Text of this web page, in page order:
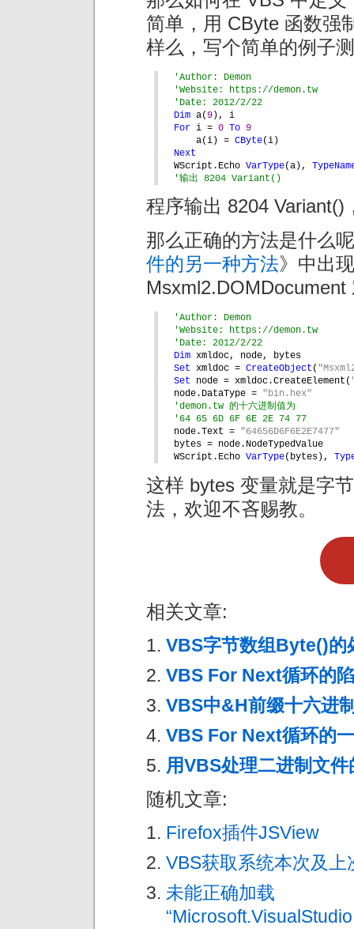
简单，用 CByte 函数强
样么，写个简单的例子
'Author: Demon
'Website: https://demon.tw
'Date: 2012/2/22
Dim a(9), i
For i = 0 To 9
a(i) = CByte(i)
Next
WScript.Echo VarType(a),
'输出 8204 Variant()
程序输出 8204
那么正确的方法是什么
件的另一种方法》中出
Msxml2.DOMDocument
'Author: Demon
'Website: https://demon.tw
'Date: 2012/2/22
Dim xmldoc, node, bytes
Set xmldoc = CreateObject (
Set node = xmldoc.CreateElement(
node.DataType = "bin.hex"
'demon.tw 的十六进制值为
'64 65 6D 6F 6E 2E 74 77
node.Text = "64656D6F6E2E7477"
bytes = node.NodeTypedValue
WScript.Echo VarType(bytes),
这样 bytes 变量就是字
法，欢迎不吝赐教。
相关文章:
VBS字节数组Byte()的
VBS For Next循环的
VBS中&H前缀十六进
VBS For Next循环的
用VBS处理二进制文件
随机文章:
Firefox插件JSView
VBS获取系统本次及上
未能正确加载